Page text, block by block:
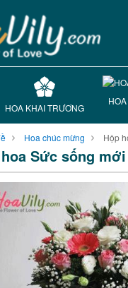
HOA KHAI TRƯƠNG
Hoa chúc mừng Hộp
Sức sống mới